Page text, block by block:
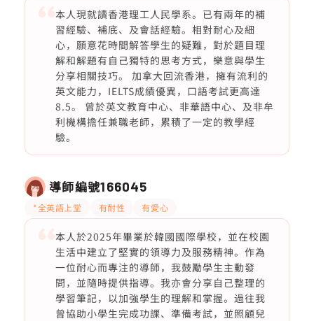
本人現就讀香港理工人民學系。已有兩年的補
習經驗、補底、及會話經驗。相對耐心及細
心，願意花時間解答學生的疑難，對於題目理
解和解題有自己獨特的思考方式，樂意與學生
分享相關技巧。 加拿大回流香港，擁有流利的
英文能力，IELTS成績優異，口語考試更高達
8.5。 曾於英文教育中心、非華語中心、及非牟
利機構擔任兼職老師，累積了一定的教學經
驗。
導師編號166045
*全英語上堂 有耐性 有愛心
本人於2025年畢業於韓國國際學校，並在校園
生活中建立了堅實的領導力及服務精神。作為
一位耐心而專注的導師，我鼓勵學生主動發
問，並隨時提供指導。我亦會分享自己整理的
學習筆記，以加強學生的理解和掌握。過往我
曾協助小學生完成功課、準備考試，並照顧兒